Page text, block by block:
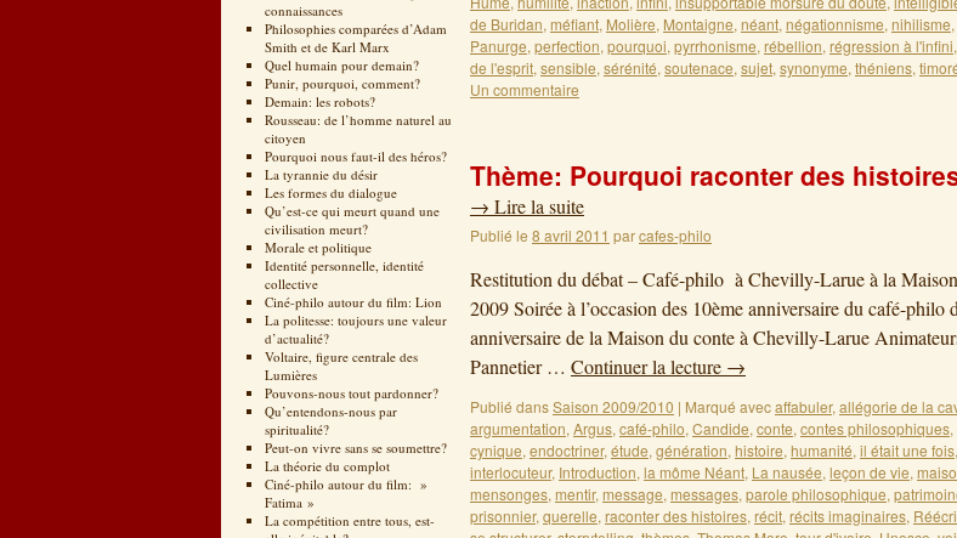
connaissances
Philosophies comparées d’Adam
Smith et de Karl Marx
Quel humain pour demain?
Punir, pourquoi, comment?
Demain: les robots?
Rousseau: de l’homme naturel au
citoyen
Pourquoi nous faut-il des héros?
La tyrannie du désir
Les formes du dialogue
Qu’est-ce qui meurt quand une
civilisation meurt?
Morale et politique
Identité personnelle, identité
collective
Ciné-philo autour du film: Lion
La politesse: toujours une valeur
d’actualité?
Voltaire, figure centrale des
Lumières
Pouvons-nous tout pardonner?
Qu’entendons-nous par
spiritualité?
Peut-on vivre sans se soumettre?
La théorie du complot
Ciné-philo autour du film: »
Fatima »
La compétition entre tous, est-
de Buridan, méfiant, Molière, Montaigne, néant, négationnisme, nihilisme,
Panurge, perfection, pourquoi, pyrrhonisme, rébellion, régression à l'infini,
de l'esprit, sensible, sérénité, soutenace, sujet, synonyme, théniens,
Un commentaire
Thème: Pourquoi raconter des
→ Lire la suite
Publié le 8 avril 2011 parcafes-philo
Restitution du débat – Café-philo à Chevilly-Larue à la
2009 Soirée à l’occasion des 10ème anniversaire du café-
anniversaire de la Maison du conte à Chevilly-Larue
Pannetier … Continuer la lecture →
Publié dansSaison 2009/2010 | Marqué avecaffabuler, allégorie de la
argumentation, Argus, café-philo, Candide, conte, contes philosophiques,
cynique, endoctriner, étude, génération, histoire, humanité, il était une fois,
interlocuteur, Introduction, la môme Néant, La nausée, leçon de vie,
mensonges, mentir, message, messages, parole philosophique,
prisonnier, querelle, raconter des histoires, récit, récits imaginaires,